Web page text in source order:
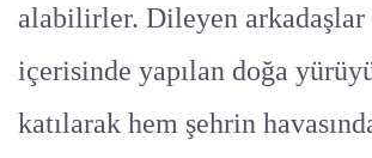
alabilirler. Dileyen arkadaşlar
içerisinde yapılan doğa
katılarak hem şehrin